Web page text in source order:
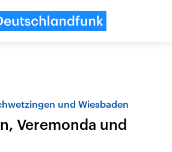
und Wiesbaden
Veremonda und